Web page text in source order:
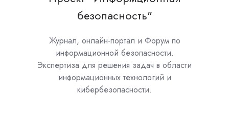
безопасность"
Журнал, онлайн-портал и Форум по
информационной безопасности.
Экспертиза для решения задач в области
информационных технологий и
кибербезопасности.